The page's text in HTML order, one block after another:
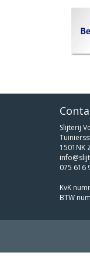
Slijterij
1501NK
075 616
KvK
BTW